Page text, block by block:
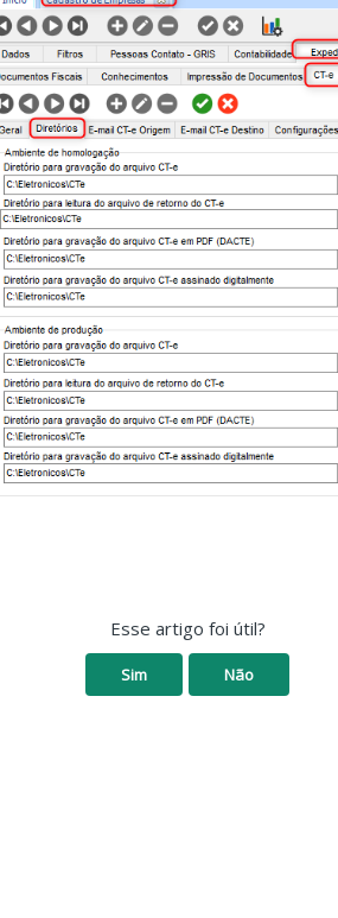
Esse artigo foi útil?
Sim Não